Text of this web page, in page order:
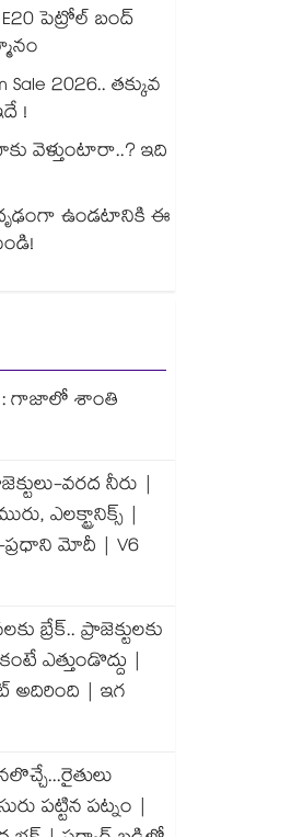
పెట్రోల్ బంద్
Sale 2026.. తక్కువ
!
వెళ్తుంటారా..? ఇది
ఉండటానికి ఈ
: గాజాలో శాంతి
వరద నీరు |
ఎలక్ట్రానిక్స్ |
మోదీ | V6
బ్రేక్.. ప్రాజెక్టులకు
ఎత్తుండొద్దు |
అదిరింది | ఇగ
పట్టిన పట్నం |